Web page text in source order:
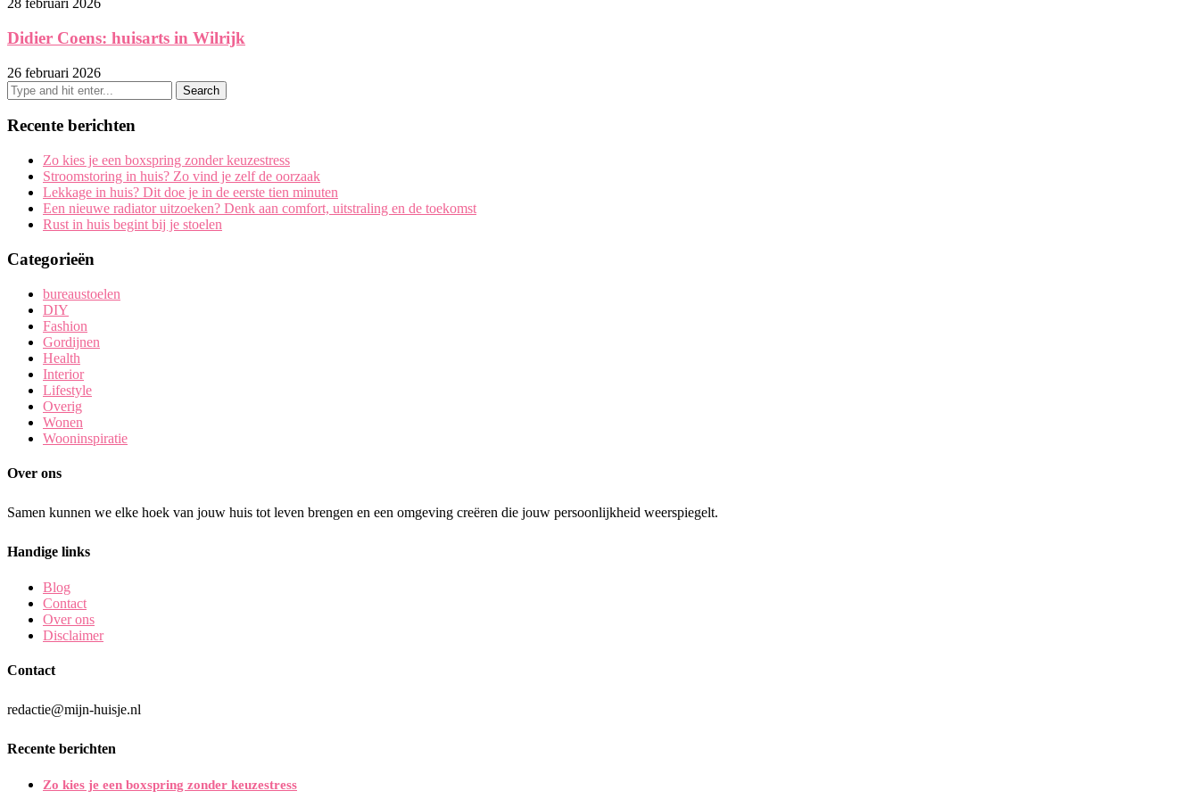
28 februari 2026
Didier Coens: huisarts in Wilrijk
26 februari 2026
Recente berichten
Zo kies je een boxspring zonder keuzestress
Stroomstoring in huis? Zo vind je zelf de oorzaak
Lekkage in huis? Dit doe je in de eerste tien minuten
Een nieuwe radiator uitzoeken? Denk aan comfort, uitstraling en de toekomst
Rust in huis begint bij je stoelen
Categorieën
bureaustoelen
DIY
Fashion
Gordijnen
Health
Interior
Lifestyle
Overig
Wonen
Wooninspiratie
Over ons
Samen kunnen we elke hoek van jouw huis tot leven brengen en een omgeving creëren die jouw persoonlijkheid weerspiegelt.
Handige links
Blog
Contact
Over ons
Disclaimer
Contact
redactie@mijn-huisje.nl
Recente berichten
Zo kies je een boxspring zonder keuzestress